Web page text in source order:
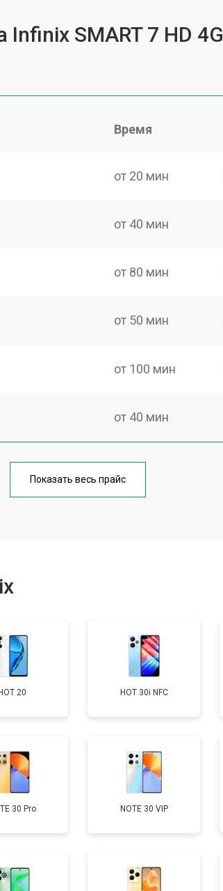
SMART 7 HD 4G
Время
от 20 мин
от 40 мин
от 80 мин
от 50 мин
от 100 мин
от 40 мин
от 70 мин
от 60 мин
от 60 мин
от 50 мин
Показать весь прайс
20 HOT 30i NFC
30 Pro NOTE 30 VIP